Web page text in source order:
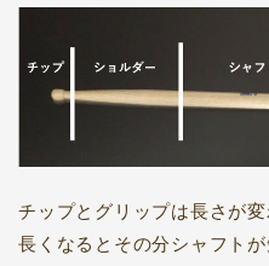
チップとグリップは長さが
長くなるとその分シャフトが